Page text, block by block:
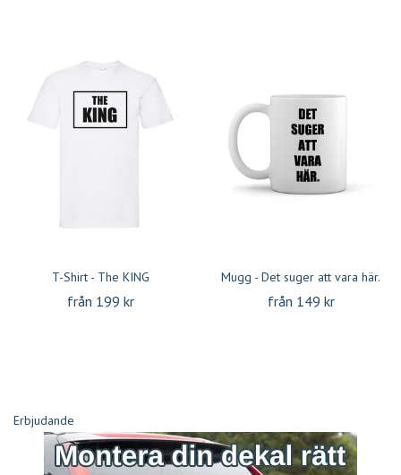
T-Shirt - The KING
från 199 kr
Mugg - Det suger att vara här.
från 149 kr
Erbjudande